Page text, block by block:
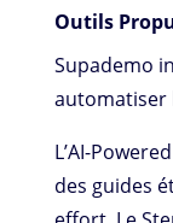
Outils
Supademo
automatiser
L’AI-
des guides